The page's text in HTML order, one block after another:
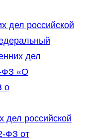
дел российской
дел
ФЗ «О
о
дел российской
ФЗ от